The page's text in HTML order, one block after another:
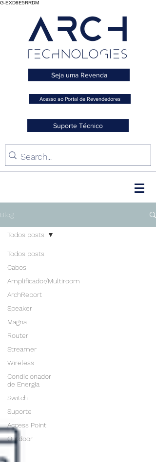
G-EXD8E5RRDM
Seja uma Revenda
Acesso ao Portal de Revendedores
Suporte Técnico
Blog
Todos posts
Cabos
Amplificador/Multiroom
ArchReport
Speaker
Magna
Router
Streamer
Wireless
Condicionador
de Energia
Switch
Suporte
Access Point
Outdoor
Todos posts